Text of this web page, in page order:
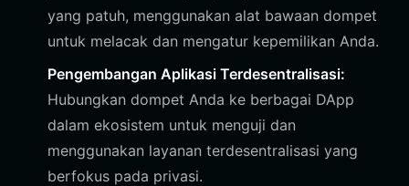
yang patuh, menggunakan alat bawaan dompet
untuk melacak dan mengatur kepemilikan Anda.
Pengembangan Aplikasi Terdesentralisasi:
Hubungkan dompet Anda ke berbagai DApp
dalam ekosistem untuk menguji dan
menggunakan layanan terdesentralisasi yang
berfokus pada privasi.